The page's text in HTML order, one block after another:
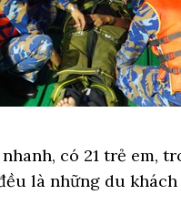
có 21 trẻ em,
là những du